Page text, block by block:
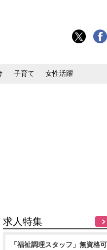
子育て 女性活躍
求人特集
「福祉調理スタッフ」無資格